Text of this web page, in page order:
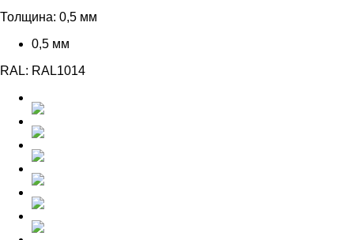
730,00 ₽.
Толщина: 0,5 мм
0,5 мм
RAL: RAL1014